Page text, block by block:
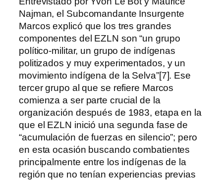
Najman, el Subcomandante Insurgente
Marcos explicó que los tres grandes
componentes del EZLN son “un grupo
político-militar, un grupo de indígenas
politizados y muy experimentados, y un
movimiento indígena de la Selva”[7]. Ese
tercer grupo al que se refiere Marcos
comienza a ser parte crucial de la
organización después de 1983, etapa en la
que el EZLN inició una segunda fase de
“acumulación de fuerzas en silencio”; pero
en esta ocasión buscando combatientes
principalmente entre los indígenas de la
región que no tenían experiencias previas